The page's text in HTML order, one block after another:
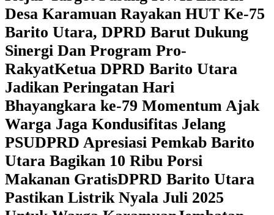
Desa Karamuan Rayakan HUT Ke-75
Barito Utara, DPRD Barut Dukung
Sinergi Dan Program Pro-
RakyatKetua DPRD Barito Utara
Jadikan Peringatan Hari
Bhayangkara ke-79 Momentum Ajak
Warga Jaga Kondusifitas Jelang
PSUDPRD Apresiasi Pemkab Barito
Utara Bagikan 10 Ribu Porsi
Makanan GratisDPRD Barito Utara
Pastikan Listrik Nyala Juli 2025